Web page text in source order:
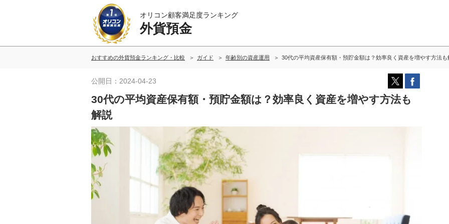
オリコン顧客満足度ランキング
外貨預金
おすすめの外貨預金ランキング・比較 ガイド 年齢別の資産運用 30代の平均資産保有額・預貯金額は？効率良く資産を増やす方法も
公開日：2024-04-23
30代の平均資産保有額・預貯金額は？効率良く資産を増やす方法も
解説